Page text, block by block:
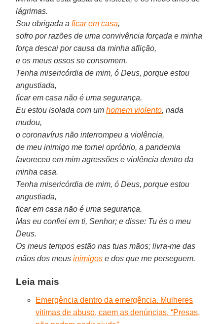
lágrimas.
Sou obrigada aficar em casa,
sofro por razões de uma convivência forçada e minha
força descai por causa da minha aflição,
e os meus ossos se consomem.
Tenha misericórdia de mim, ó Deus, porque estou
angustiada,
ficar em casa não é uma segurança.
Eu estou isolada com umhomem violento, nada
mudou,
o coronavírus não interrompeu a violência,
de meu inimigo me tornei opróbrio, a pandemia
favoreceu em mim agressões e violência dentro da
minha casa.
Tenha misericórdia de mim, ó Deus, porque estou
angustiada,
ficar em casa não é uma segurança.
Mas eu confiei em ti, Senhor; e disse: Tu és o meu
Deus.
Os meus tempos estão nas tuas mãos; livra-me das
mãos dos meusinimigos e dos que me perseguem.
Leia mais
Emergência dentro da emergência. Mulheres
vítimas de abuso, caem as denúncias. “Presas,